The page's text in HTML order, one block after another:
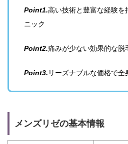
Point1.高い技術と豊富な経験を
ニック
Point2.痛みが少ない効果的な脱
Point3. リーズナブルな価格で全
メンズリゼの基本情報